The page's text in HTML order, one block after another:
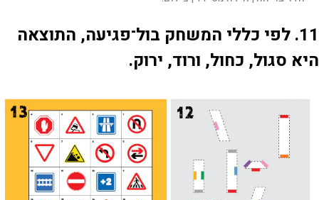
11. לפי כללי המשחק בול־פגיעה, התוצאה
היא סגול, כחול, ורוד, ירוק.